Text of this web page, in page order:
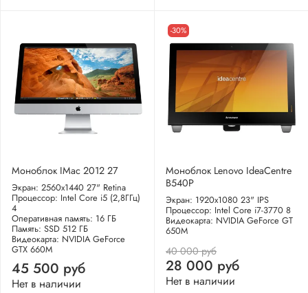
Моноблок IMac 2012 27
Экран: 2560x1440 27" Retina
Процессор: Intel Core i5 (2,8ГГц)
4
Оперативная память: 16 ГБ
Память: SSD 512 ГБ
Видеокарта: NVIDIA GeForce
GTX 660M
45 500 руб
Нет в наличии
-30%
Моноблок Lenovo IdeaCentre
B540P
Экран: 1920x1080 23" IPS
Процессор: Intel Core i7-3770 8
Видеокарта: NVIDIA GeForce GT
650M
40 000 руб
28 000 руб
Нет в наличии